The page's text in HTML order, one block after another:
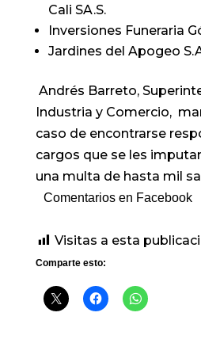
Cali SA.S.
Inversiones Funeraria
Jardines del Apogeo
Andrés Barreto,
Industria y Comercio,
caso de encontrarse
cargos que se les
una multa de hasta mil
Comentarios en Facebook
Visitas a esta
Comparte esto: